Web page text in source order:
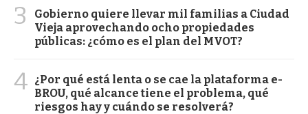
3
Gobierno quiere llevar mil familias a Ciudad
Vieja aprovechando ocho propiedades
públicas: ¿cómo es el plan del MVOT?
4 ¿Por qué está lenta o se cae la plataforma e-
BROU, qué alcance tiene el problema, qué
riesgos hay y cuándo se resolverá?